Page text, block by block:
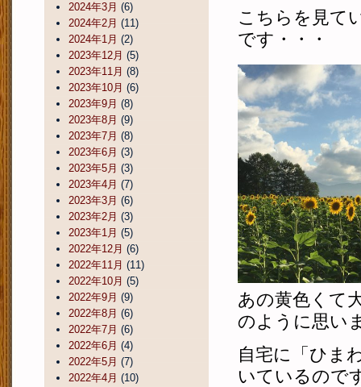
こちらを見て
です・・・
あの黄色くて
のように思い
自宅に「ひま
いているので
2024年3月 (6)
2024年2月 (11)
2024年1月 (2)
2023年12月 (5)
2023年11月 (8)
2023年10月 (6)
2023年9月 (8)
2023年8月 (9)
2023年7月 (8)
2023年6月 (3)
2023年5月 (3)
2023年4月 (7)
2023年3月 (6)
2023年2月 (3)
2023年1月 (5)
2022年12月 (6)
2022年11月 (11)
2022年10月 (5)
2022年9月 (9)
2022年8月 (6)
2022年7月 (6)
2022年6月 (4)
2022年5月 (7)
2022年4月 (10)